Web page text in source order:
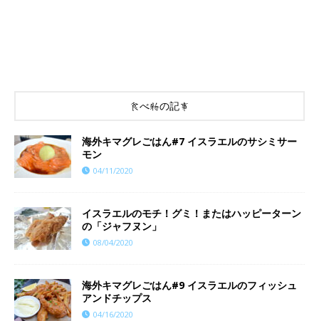
食べ物の記事
海外キマグレごはん#7 イスラエルのサシミサー
モン
04/11/2020
イスラエルのモチ！グミ！またはハッピーターン
の「ジャフヌン」
08/04/2020
海外キマグレごはん#9 イスラエルのフィッシュ
アンドチップス
04/16/2020